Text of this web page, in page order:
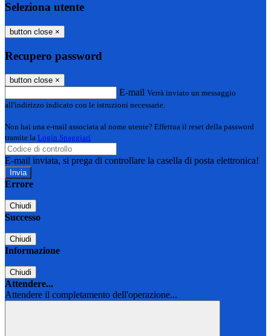
Seleziona utente
button close ×
Recupero password
button close ×
E-mail Verrà inviato un messaggio
all'indirizzo indicato con le istruzioni necessarie.
Non hai una e-mail associata al nome utente? Effettua il reset della password
tramite la Login Spaggiari
E-mail inviata, si prega di controllare la casella di posta elettronica!
Errore
Chiudi
Successo
Chiudi
Informazione
Chiudi
Attendere...
Attendere il completamento dell'operazione...